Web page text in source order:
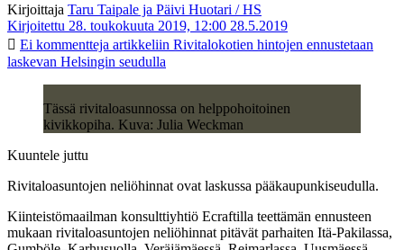
Kirjoittaja Taru Taipale ja Päivi Huotari / HS
Kirjoitettu 28. toukokuuta 2019, 12:00 28.5.2019
Ei kommentteja artikkeliin Rivitalokotien hintojen ennustetaan
laskevan Helsingin seudulla
Tässä rivitaloasunnossa on helppohoitoinen
kivikkopiha. Kuva: Julia Weckman
Kuuntele juttu
Rivitaloasuntojen neliöhinnat ovat laskussa pääkaupunkiseudulla.
Kiinteistömaailman konsulttiyhtiö Ecraftilla teettämän ennusteen
mukaan rivitaloasuntojen neliöhinnat pitävät parhaiten Itä-Pakilassa,